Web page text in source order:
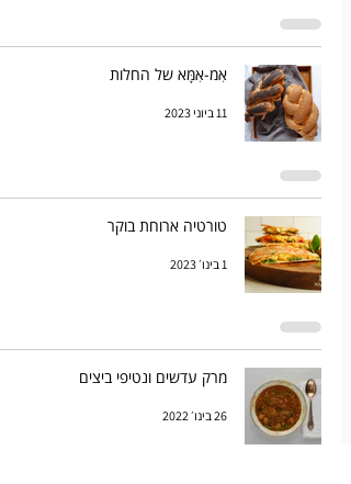
אִמ-אִמָּא של החלות
11 ביוני 2023
טורטיה ארוחת בוקר
1 בינו׳ 2023
מרק עדשים ונטיפי ביצים
26 בינו׳ 2022